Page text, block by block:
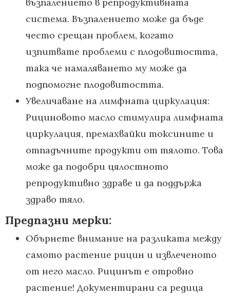
система. Възпалението може да бъде
често срещан проблем, когато
изпитвате проблеми с плодовитостта,
така че намаляването му може да
подпомогне плодовитостта.
Увеличаване на лимфната циркулация:
Рициновото масло стимулира лимфната
циркулация, премахвайки токсините и
отпадъчните продукти от тялото. Това
може да подобри цялостното
репродуктивно здраве и да поддържа
здраво тяло.
Предпазни мерки:
Обърнете внимание на разликата между
самото растение рицин и извлеченото
от него масло. Рицинът е отровно
растение! Документирани са редица